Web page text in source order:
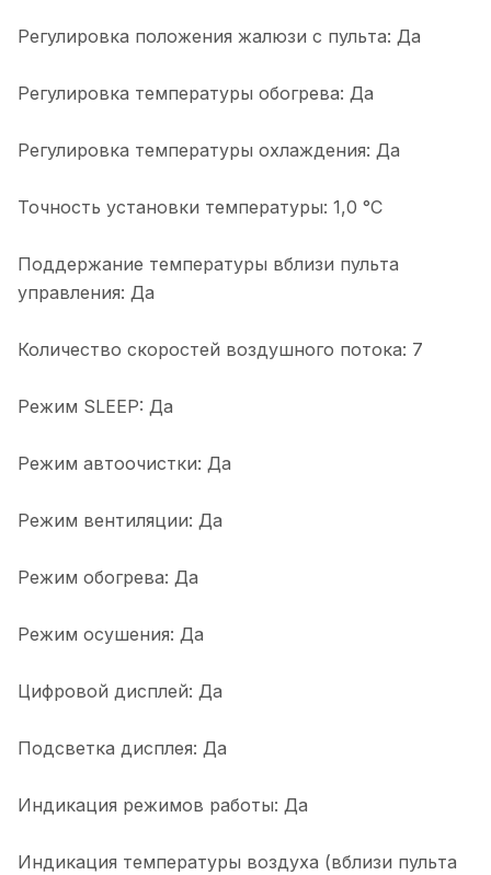
Регулировка положения жалюзи с пульта: Да
Регулировка температуры обогрева: Да
Регулировка температуры охлаждения: Да
Точность установки температуры: 1,0 °С
Поддержание температуры вблизи пульта
управления: Да
Количество скоростей воздушного потока: 7
Режим SLEEP: Да
Режим автоочистки: Да
Режим вентиляции: Да
Режим обогрева: Да
Режим осушения: Да
Цифровой дисплей: Да
Подсветка дисплея: Да
Индикация режимов работы: Да
Индикация температуры воздуха (вблизи пульта